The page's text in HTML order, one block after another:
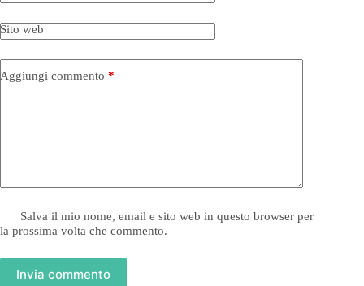
Sito web
Aggiungi commento *
Salva il mio nome, email e sito web in questo browser per
la prossima volta che commento.
Invia commento